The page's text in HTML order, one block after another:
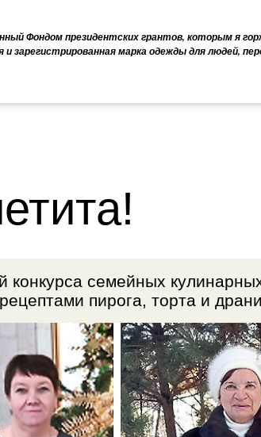
Фондом президентских грантов, которым я
зарегистрированная марка одежды для людей,
конкурса семейных
пирога, торта и